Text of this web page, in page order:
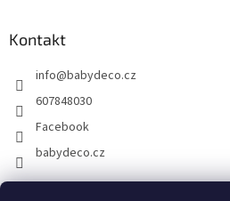
Kontakt
info@babydeco.cz
607848030
Facebook
babydeco.cz